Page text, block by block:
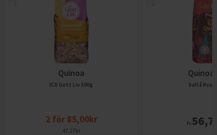
Quinoa
ICA Gott Liv 500g
2för 85,00kr
47,27kr
Quinoa
Saltå Kvarn
fr.